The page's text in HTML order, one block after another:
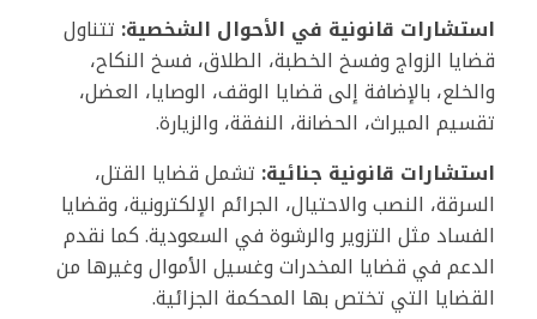
استشارات قانونية في الأحوال الشخصية: تتناول
قضايا الزواج وفسخ الخطبة، الطلاق، فسخ النكاح،
والخلع، بالإضافة إلى قضايا الوقف، الوصايا، العضل،
تقسيم الميراث، الحضانة، النفقة، والزيارة.
استشارات قانونية جنائية: تشمل قضايا القتل،
السرقة، النصب والاحتيال، الجرائم الإلكترونية، وقضايا
الفساد مثل التزوير والرشوة في السعودية. كما نقدم
الدعم في قضايا المخدرات وغسيل الأموال وغيرها من
القضايا التي تختص بها المحكمة الجزائية.